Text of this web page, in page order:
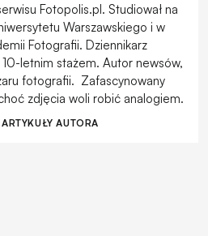
Fotopolis.pl. Studiował na
Warszawskiego i w
Fotografii. Dziennikarz
letnim stażem. Autor newsów,
fotografii. Zafascynowany
zdjęcia woli robić analogiem.
AUTORA